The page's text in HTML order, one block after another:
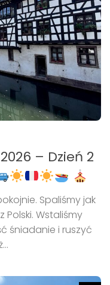
– Dzień 2
Spaliśmy jak
Wstaliśmy
śniadanie i ruszyć